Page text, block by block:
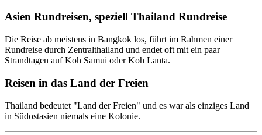
Asien Rundreisen, speziell Thailand Rundreise
Die Reise ab meistens in Bangkok los, führt im Rahmen einer
Rundreise durch Zentralthailand und endet oft mit ein paar
Strandtagen auf Koh Samui oder Koh Lanta.
Reisen in das Land der Freien
Thailand bedeutet "Land der Freien" und es war als einziges Land
in Südostasien niemals eine Kolonie.